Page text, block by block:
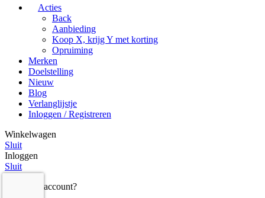
Acties
Back
Aanbieding
Koop X, krijg Y met korting
Opruiming
Merken
Doelstelling
Nieuw
Blog
Verlanglijstje
Inloggen / Registreren
Winkelwagen
Sluit
Inloggen
Sluit
Nog geen account?